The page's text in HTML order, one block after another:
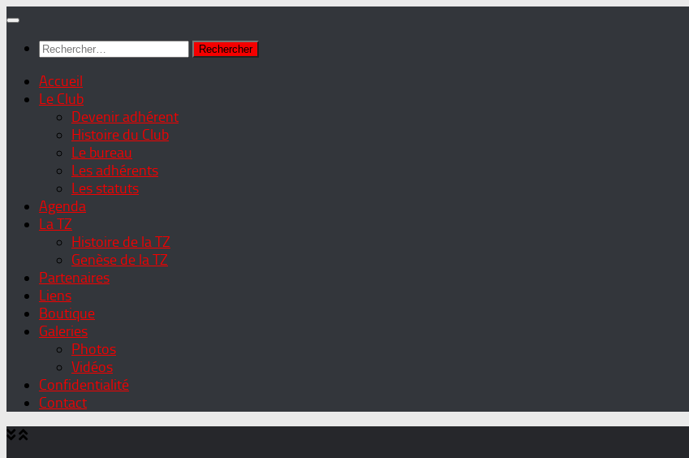
Skip
contentRechercher :
Accueil
Le Club
Devenir adhérent
Histoire du Club
Le bureau
Les adhérents
Les statuts
Agenda
La TZ
Histoire de la TZ
Genèse de la TZ
Partenaires
Liens
Boutique
Galeries
Photos
Vidéos
Confidentialité
Contact